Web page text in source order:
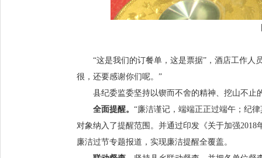
“这是我们的订餐单，这是票据”，酒店工作人
很，还要感谢你们呢。”
县纪委监委坚持以锲而不舍的精神、挖山不止
全面提醒。 “廉洁谨记，端端正正过端午；纪
对象纳入了提醒范围。并通过印发《关于加强
廉洁过节专题报道，实现廉洁提醒全覆盖。